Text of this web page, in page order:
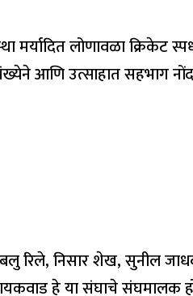
मर्यादित लोणावळा क्रिकेट
आणि उत्साहात सहभाग
रिले, निसार शेख, सुनील
हे या संघाचे संघमालक